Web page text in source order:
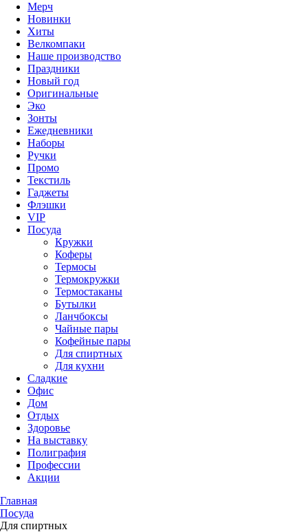
Мерч
Новинки
Хиты
Велкомпаки
Наше производство
Праздники
Новый год
Оригинальные
Эко
Зонты
Ежедневники
Наборы
Ручки
Промо
Текстиль
Гаджеты
Флэшки
VIP
Посуда
Кружки
Коферы
Термосы
Термокружки
Термостаканы
Бутылки
Ланчбоксы
Чайные пары
Кофейные пары
Для спиртных
Для кухни
Сладкие
Офис
Дом
Отдых
Здоровье
На выставку
Полиграфия
Профессии
Акции
Главная
Посуда
Для спиртных